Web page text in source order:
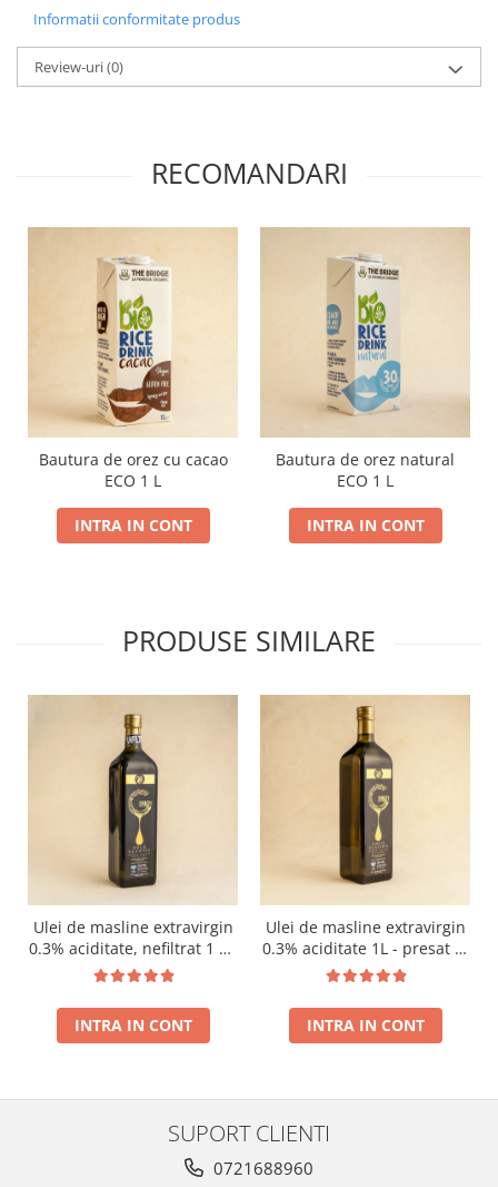
Informatii conformitate produs
Review-uri(0)
RECOMANDARI
Bautura de orez cu cacao
ECO 1 L
INTRA IN CONT
Bautura de orez natural
ECO 1 L
INTRA IN CONT
PRODUSE SIMILARE
Ulei de masline extravirgin
0.3% aciditate, nefiltrat 1 L -
presat la rece RECOLTA
INTRA IN CONT
Ulei de masline extravirgin
0.3% aciditate 1L - presat la
rece RECOLTA NOUA
INTRA IN CONT
SUPORT CLIENTI
0721688960